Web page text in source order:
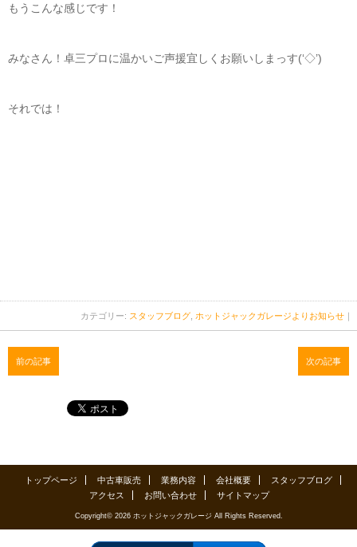
もうこんな感じです！
みなさん！卓三プロに温かいご声援宜しくお願いしまっす(‘◇’)ゞ
それでは！
カテゴリー: スタッフブログ ホットジャックガレージよりお知らせ ｜
前の記事 次の記事
トップページ 中古車販売 業務内容 会社概要
スタッフブログ
アクセス
お問い合わせ サイトマップ
Copyright© 2026 ホットジャックガレージ All Rights Reserved.